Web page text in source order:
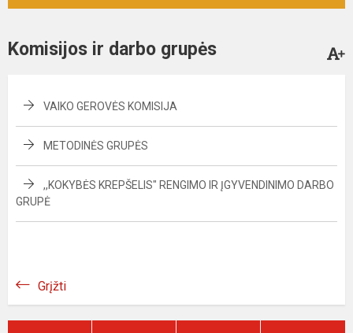
Komisijos ir darbo grupės
VAIKO GEROVĖS KOMISIJA
METODINĖS GRUPĖS
,,KOKYBĖS KREPŠELIS" RENGIMO IR ĮGYVENDINIMO DARBO
GRUPĖ
Grįžti